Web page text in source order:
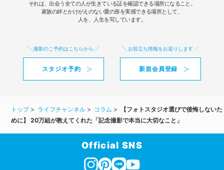
それは、出会う全ての人が生きている証を確認できる場所になること。
家族の絆とかけがえのない愛の形を実感できる場所として、
人を、人生を写しています。
撮影のご予約はこちらから
スタジオ予約
お役立ち情報をお送りします
新規会員登録
トップ ライフチャンネル コラム
【フォトスタジオ選びで後悔しないた
めに】 20万組が教えてくれた「記念撮影で本当に大切なこと」
Official SNS